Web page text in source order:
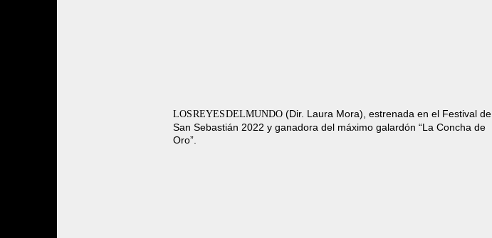
LOS REYES DEL MUNDO (Dir. Laura Mora), estrenada en el Festival de
San Sebastián 2022 y ganadora del máximo galardón “La Concha de
Oro”.